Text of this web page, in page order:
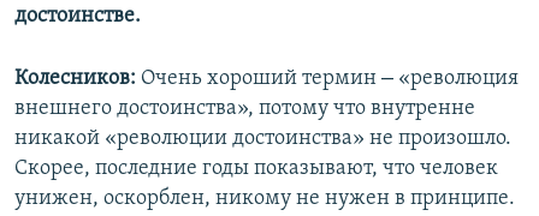
достоинстве.
Колесников: Очень хороший термин – «революция
внешнего достоинства», потому что внутренне
никакой «революции достоинства» не произошло.
Скорее, последние годы показывают, что человек
унижен, оскорблен, никому не нужен в принципе.